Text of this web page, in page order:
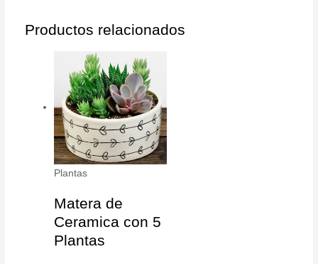
Productos relacionados
Plantas
Matera de
Ceramica con 5
Plantas